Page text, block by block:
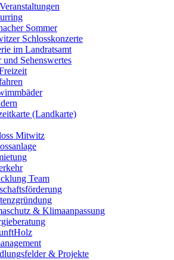
Sommer
Schlosskonzerte
im Landratsamt
Sehenswertes
(Landkarte)
Mitwitz
Team
& Klimaanpassung
& Projekte